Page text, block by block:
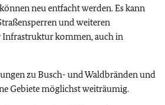
neu entfacht werden. Es kann
und weiteren
Infrastrukturkommen, auch in
zu Busch- und Waldbränden und
Gebiete möglichst weiträumig.